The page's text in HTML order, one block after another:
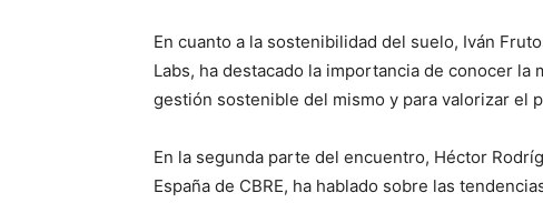
En cuanto a la sostenibilidad del suelo, Iván
Labs, ha destacado la importancia de conocer
gestión sostenible del mismo y para valorizar el
En la segunda parte del encuentro, Héctor
España de CBRE, ha hablado sobre las